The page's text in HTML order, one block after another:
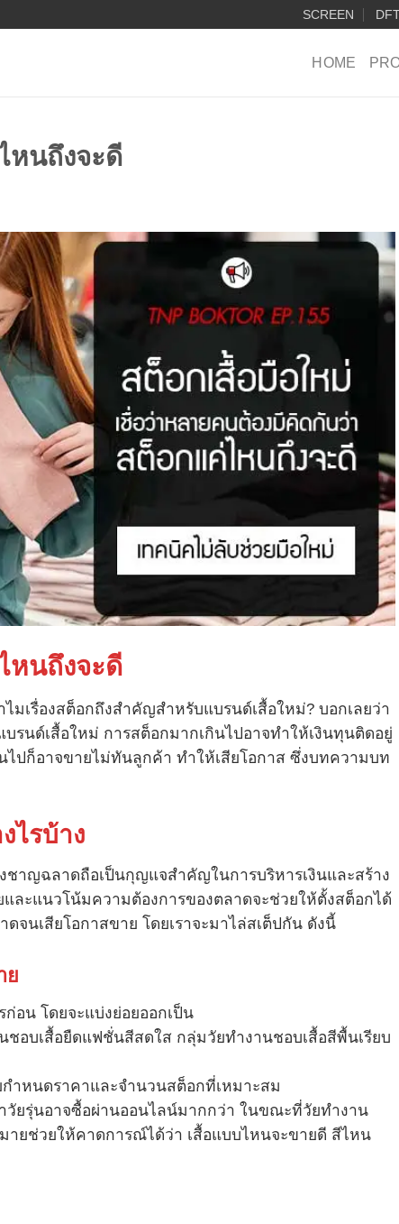
SCREEN
HOME
หนถึงจะดี
หนถึงจะดี
มเรื่องสต็อกถึงสำคัญสำหรับแบรนด์เสื้อใหม่? บอกเลยว่า
รนด์เสื้อใหม่ การสต็อกมากเกินไปอาจทำให้เงินทุนติดอยู่
ปก็อาจขายไม่ทันลูกค้า ทำให้เสียโอกาส ซึ่งบทความบท
ไรบ้าง
าญฉลาดถือเป็นกุญแจสำคัญในการบริหารเงินและสร้าง
ละแนวโน้มความต้องการของตลาดจะช่วยให้ตั้งสต็อกได้
จนเสียโอกาสขาย โดยเราจะมาไล่สเต็ปกัน ดังนี้
ย
อน โดยจะแบ่งย่อยออกเป็น
อบเสื้อยืดแฟชั่นสีสดใส กลุ่มวัยทำงานชอบเสื้อสีพื้นเรียบ
ำหนดราคาและจำนวนสต็อกที่เหมาะสม
ยรุ่นอาจซื้อผ่านออนไลน์มากกว่า ในขณะที่วัยทำงาน
ยช่วยให้คาดการณ์ได้ว่า เสื้อแบบไหนจะขายดี สีไหน